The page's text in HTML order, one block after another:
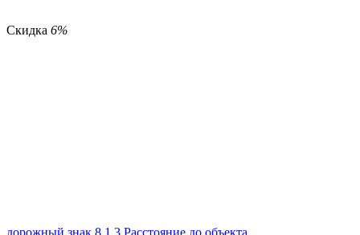
Скидка 6%
дорожный знак 8.1.3 Расстояние до объекта